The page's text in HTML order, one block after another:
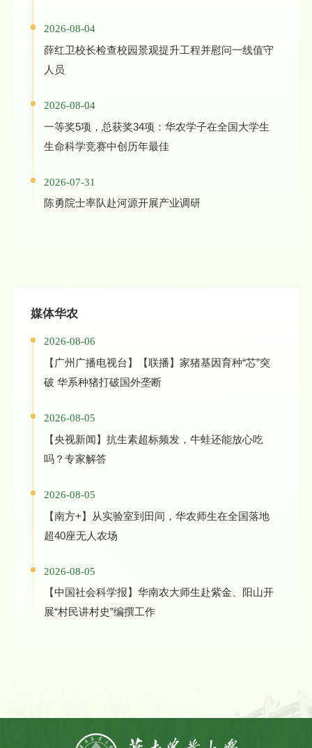
2026-08-04
薛红卫校长检查校园景观提升工程并慰问一线值守
人员
2026-08-04
一等奖5项，总获奖34项：华农学子在全国大学生
生命科学竞赛中创历年最佳
2026-07-31
陈勇院士率队赴河源开展产业调研
媒体华农
2026-08-06
【广州广播电视台】【联播】家猪基因育种“芯”突
破 华系种猪打破国外垄断
2026-08-05
【央视新闻】抗生素超标频发，牛蛙还能放心吃
吗？专家解答
2026-08-05
【南方+】从实验室到田间，华农师生在全国落地
超40座无人农场
2026-08-05
【中国社会科学报】华南农大师生赴紫金、阳山开
展“村民讲村史”编撰工作